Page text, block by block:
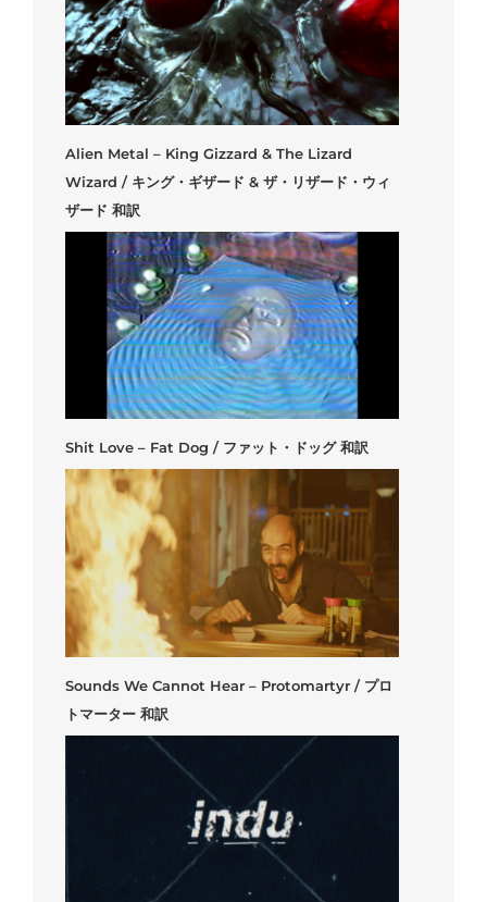
Alien Metal – King Gizzard & The Lizard
Wizard / キング・ギザード & ザ・リザード・ウィ
ザード 和訳
Shit Love – Fat Dog / ファット・ドッグ 和訳
Sounds We Cannot Hear – Protomartyr / プロ
トマーター 和訳